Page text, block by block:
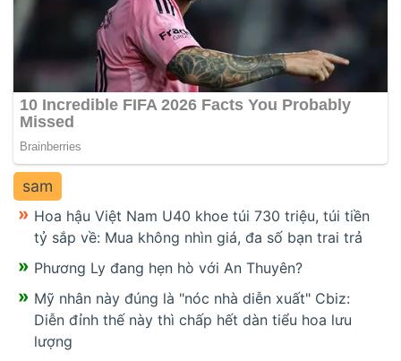
sam
Hoa hậu Việt Nam U40 khoe túi 730 triệu, túi tiền
tỷ sắp về: Mua không nhìn giá, đa số bạn trai trả
Phương Ly đang hẹn hò với An Thuyên?
Mỹ nhân này đúng là "nóc nhà diễn xuất" Cbiz:
Diễn đỉnh thế này thì chấp hết dàn tiểu hoa lưu
lượng